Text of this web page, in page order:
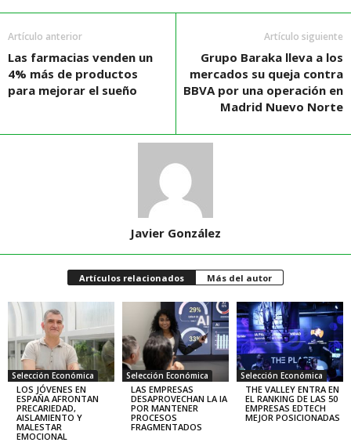
Artículo anterior
Las farmacias venden un
4% más de productos
para mejorar el sueño
Artículo siguiente
Grupo Baraka lleva a los
mercados su queja contra
BBVA por una operación en
Madrid Nuevo Norte
Javier González
Artículos relacionados Más del autor
Selección Económica
LOS JÓVENES EN
ESPAÑA AFRONTAN
PRECARIEDAD,
AISLAMIENTO Y
MALESTAR
EMOCIONAL
Selección Económica
LAS EMPRESAS
DESAPROVECHAN LA IA
POR MANTENER
PROCESOS
FRAGMENTADOS
Selección Económica
THE VALLEY ENTRA EN
EL RANKING DE LAS 50
EMPRESAS EDTECH
MEJOR POSICIONADAS